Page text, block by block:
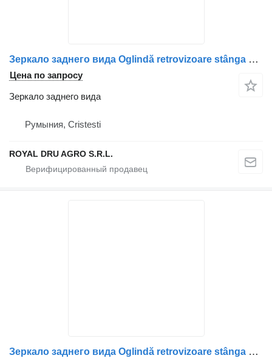
Зеркало заднего вида Oglindă retrovizoare stânga для грузовика DAF model 1610263
Цена по запросу
Зеркало заднего вида
Румыния, Cristesti
ROYAL DRU AGRO S.R.L.
Зеркало заднего вида Oglindă retrovizoare stânga для грузовика DAF cu două oglinzi